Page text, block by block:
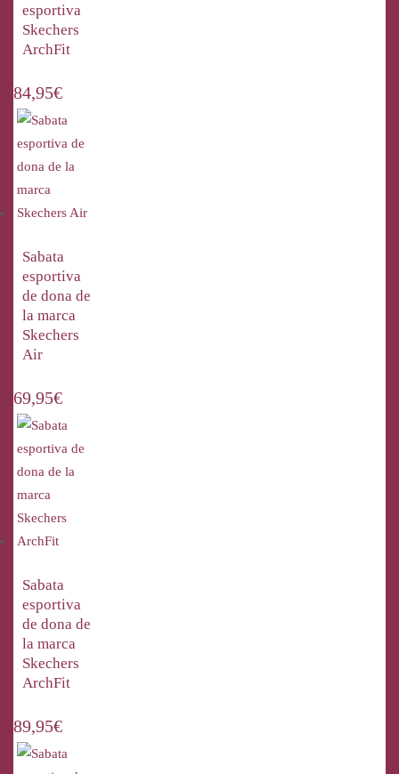
esportiva
Skechers
ArchFit
84,95€
Sabata
esportiva
de dona de
la marca
Skechers
Air
69,95€
Sabata
esportiva
de dona de
la marca
Skechers
ArchFit
89,95€